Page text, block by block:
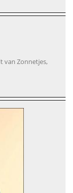
van Zonnetjes,